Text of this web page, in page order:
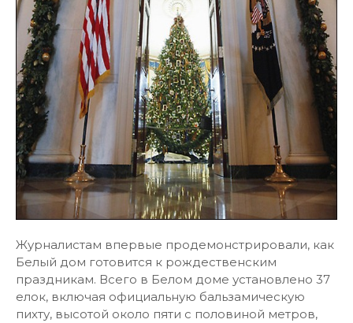
Журналистам впервые продемонстрировали, как
Белый дом готовится к рождественским
праздникам. Всего в Белом доме установлено 37
елок, включая официальную бальзамическую
пихту, высотой около пяти с половиной метров,